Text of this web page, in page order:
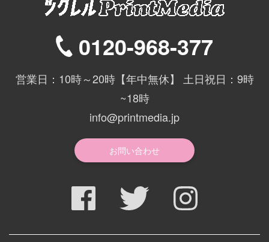
0120-968-377
営業日：10時～20時【年中無休】 土日祝日：9時
~18時
info@printmedia.jp
お問い合わせ